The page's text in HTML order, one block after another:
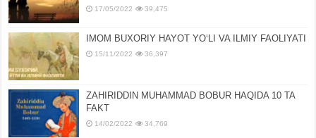
17/05/2022 39,475
IMOM BUXORIY HAYOT YOʻLI VA ILMIY FAOLIYATI
15/11/2022 36,397
ZAHIRIDDIN MUHAMMAD BOBUR HAQIDA 10 TA
FAKT
14/02/2022 34,769